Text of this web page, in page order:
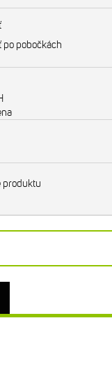
po pobočkách
produktu